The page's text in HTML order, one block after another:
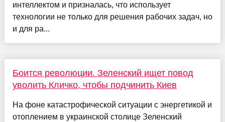
интеллектом и призналась, что использует
технологии не только для решения рабочих задач, но
и для ра...
Боится революции. Зеленский ищет повод
уволить Кличко, чтобы подчинить Киев
На фоне катастрофической ситуации с энергетикой и
отоплением в украинской столице Зеленский